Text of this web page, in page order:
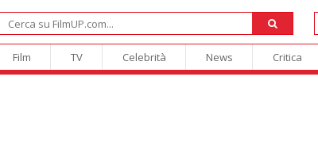
Film TV Celebrità News Critica